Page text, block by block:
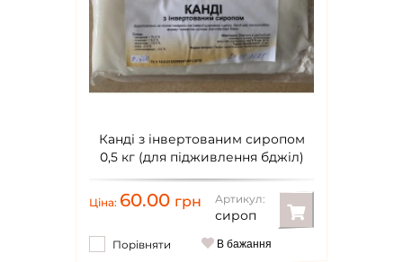
Канді з інвертованим сиропом
0,5 кг (для підживлення бджіл)
Ціна: 60.00 грн Артикул:
сироп
Порівняти В бажання